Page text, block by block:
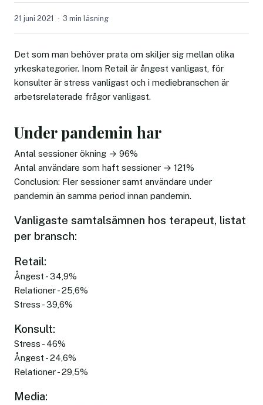
21 juni 2021 3 min läsning
Det som man behöver prata om skiljer sig mellan olika
yrkeskategorier. Inom Retail är ångest vanligast, för
konsulter är stress vanligast och i mediebranschen är
arbetsrelaterade frågor vanligast.
Under pandemin har
Antal sessioner ökning → 96%
Antal användare som haft sessioner → 121%
Conclusion: Fler sessioner samt användare under
pandemin än samma period innan pandemin.
Vanligaste samtalsämnen hos terapeut, listat
per bransch:
Retail:
Ångest - 34,9%
Relationer - 25,6%
Stress - 39,6%
Konsult:
Stress - 46%
Ångest - 24,6%
Relationer - 29,5%
Media: